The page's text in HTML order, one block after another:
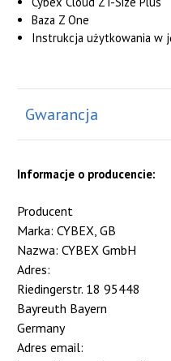
Baza Z One
Instrukcja użytkowania w
Gwarancja
Informacje o producencie:
Producent
Marka: CYBEX, GB
Nazwa: CYBEX GmbH
Adres:
Riedingerstr. 18 95448
Bayreuth Bayern
Germany
Adres email: